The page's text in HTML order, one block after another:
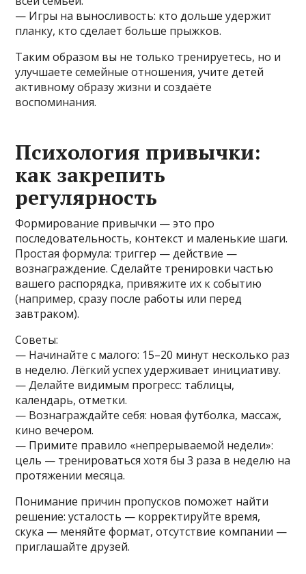
— Игры на выносливость: кто дольше удержит
планку, кто сделает больше прыжков.
Таким образом вы не только тренируетесь, но и
улучшаете семейные отношения, учите детей
активному образу жизни и создаёте
воспоминания.
Психология привычки:
как закрепить
регулярность
Формирование привычки — это про
последовательность, контекст и маленькие шаги.
Простая формула: триггер — действие —
вознаграждение. Сделайте тренировки частью
вашего распорядка, привяжите их к событию
(например, сразу после работы или перед
завтраком).
Советы:
— Начинайте с малого: 15–20 минут несколько раз
в неделю. Лёгкий успех удерживает инициативу.
— Делайте видимым прогресс: таблицы,
календарь, отметки.
— Вознаграждайте себя: новая футболка, массаж,
кино вечером.
— Примите правило «непрерываемой недели»:
цель — тренироваться хотя бы 3 раза в неделю на
протяжении месяца.
Понимание причин пропусков поможет найти
решение: усталость — корректируйте время,
скука — меняйте формат, отсутствие компании —
приглашайте друзей.